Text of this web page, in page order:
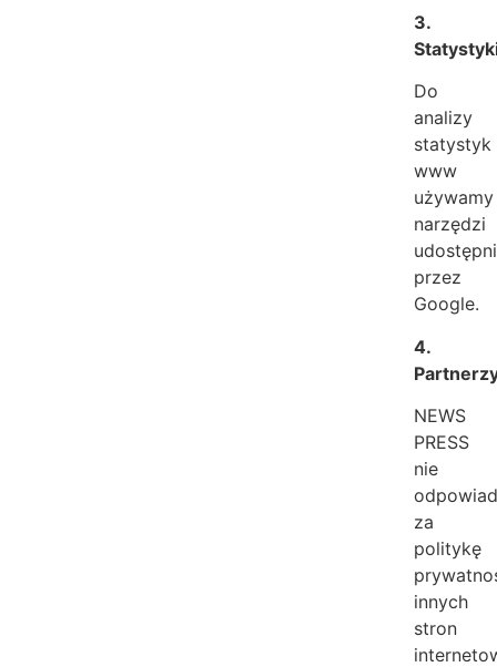
3.
Do
analizy
statystyk
www
używamy
narzędzi
przez
Google.
4.
NEWS
PRESS
nie
za
politykę
innych
stron